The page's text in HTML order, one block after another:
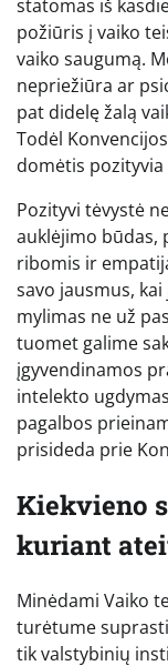
statomas iš
požiūris į vaiko
vaiko saugumą.
nepriežiūra ar
pat didelę žalą
Todėl
domėtis pozityvia
Pozityvi tėvystė
auklėjimo būdas,
ribomis ir
savo jausmus,
mylimas ne už
tuomet galime
įgyvendinamos
intelekto
pagalbos
prisideda prie
Kiekvieno
kuriant
Minėdami Vaiko
turėtume
tik valstybinių